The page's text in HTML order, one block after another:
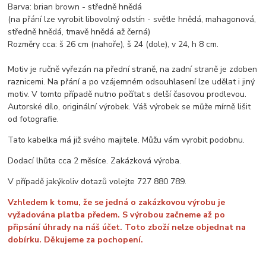
Barva: brian brown - středně hnědá
(na přání lze vyrobit libovolný odstín - světle hnědá, mahagonová,
středně hnědá, tmavě hnědá až černá)
Rozměry cca: š 26 cm (nahoře), š 24 (dole), v 24, h 8 cm.
Motiv je ručně vyřezán na přední straně, na zadní straně je zdoben
raznicemi. Na přání a po vzájemném odsouhlasení lze udělat i jiný
motiv. V tomto případě nutno počítat s delší časovou prodlevou.
Autorské dílo, originální výrobek. Váš výrobek se může mírně lišit
od fotografie.
Tato kabelka má již svého majitele. Můžu vám vyrobit podobnu.
Dodací lhůta cca 2 měsíce. Zakázková výroba.
V případě jakýkoliv dotazů volejte 727 880 789.
Vzhledem k tomu, že se jedná o zakázkovou výrobu je
vyžadována platba předem. S výrobou začneme až po
připsání úhrady na náš účet. Toto zboží nelze objednat na
dobírku. Děkujeme za pochopení.